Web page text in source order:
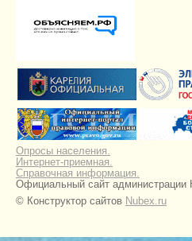
Опросы населения.
Интернет-приемная.
Справочная информация.
Официальный сайт администрации
© Конструктор сайтов Nubex.ru